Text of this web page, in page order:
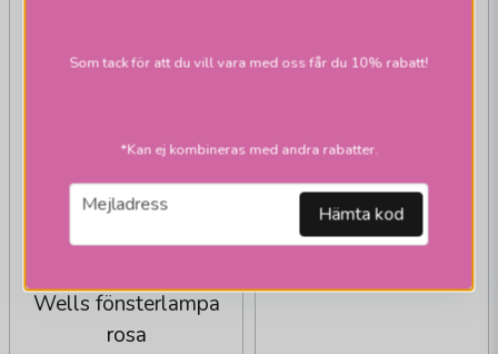
Wells fönsterlampa
rosa
Tulippa
tak/fönsterlampor
Som tack för att du vill vara med oss får du 10% rabatt!
*Kan ej kombineras med andra rabatter.
email
Mejladress Hämta kod